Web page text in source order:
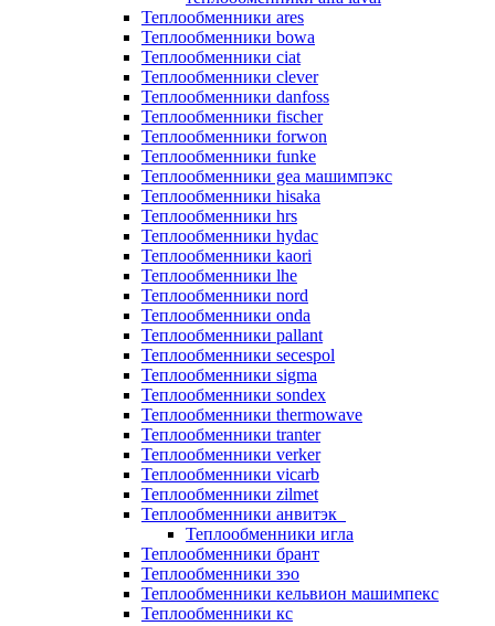
Теплообменники ares
Теплообменники bowa
Теплообменники ciat
Теплообменники clever
Теплообменники danfoss
Теплообменники fischer
Теплообменники forwon
Теплообменники funke
Теплообменники gea машимпэкс
Теплообменники hisaka
Теплообменники hrs
Теплообменники hydac
Теплообменники kaori
Теплообменники lhe
Теплообменники nord
Теплообменники onda
Теплообменники pallant
Теплообменники secespol
Теплообменники sigma
Теплообменники sondex
Теплообменники thermowave
Теплообменники tranter
Теплообменники verker
Теплообменники vicarb
Теплообменники zilmet
Теплообменники анвитэк
Теплообменники игла
Теплообменники брант
Теплообменники зэо
Теплообменники кельвион машимпекс
Теплообменники кс